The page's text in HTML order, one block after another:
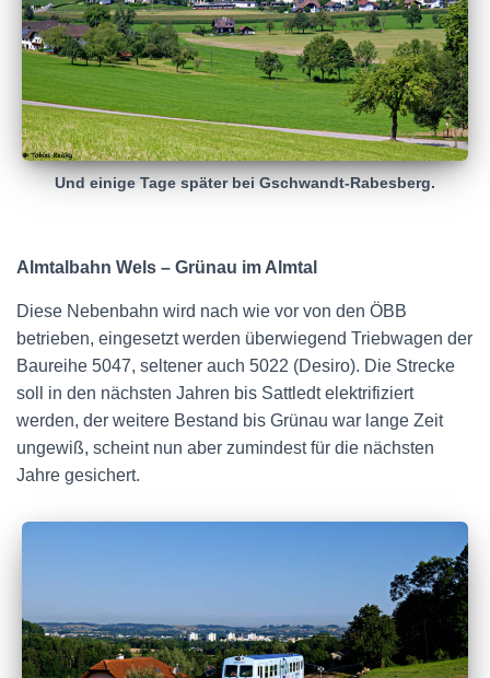
Und einige Tage später bei Gschwandt-Rabesberg.
Almtalbahn Wels – Grünau im Almtal
Diese Nebenbahn wird nach wie vor von den ÖBB
betrieben, eingesetzt werden überwiegend Triebwagen der
Baureihe 5047, seltener auch 5022 (Desiro). Die Strecke
soll in den nächsten Jahren bis Sattledt elektrifiziert
werden, der weitere Bestand bis Grünau war lange Zeit
ungewiß, scheint nun aber zumindest für die nächsten
Jahre gesichert.